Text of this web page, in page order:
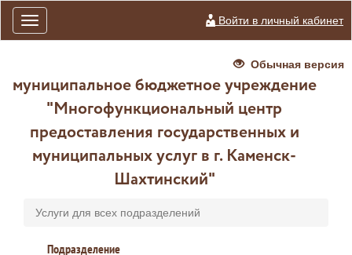
Toggle
navigation
Войти в личный кабинет
Обычная версия
муниципальное бюджетное учреждение
"Многофункциональный центр
предоставления государственных и
муниципальных услуг в г. Каменск-
Шахтинский"
Услуги для всех подразделений
Подразделение